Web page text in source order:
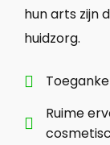
hun arts zijn
huidzorg.


Ruime